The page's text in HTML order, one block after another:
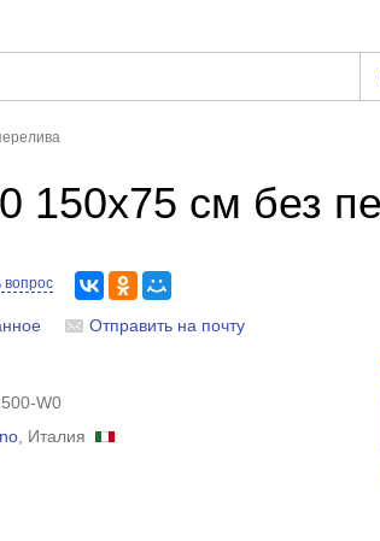
150x75 см без
вопрос
Отправить на почту
W0
, Италия